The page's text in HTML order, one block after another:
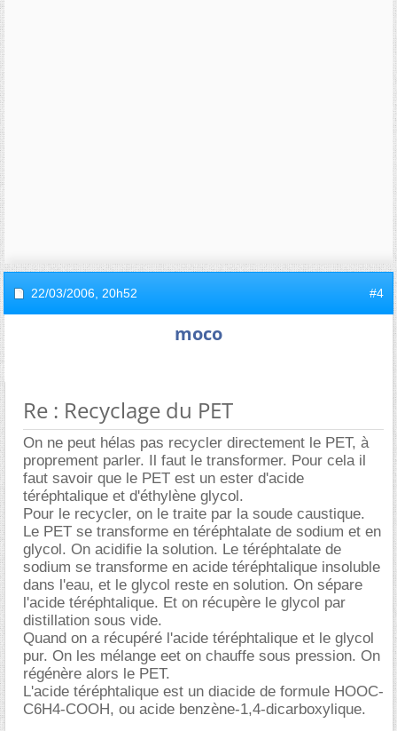
22/03/2006, 20h52 #4
moco
Re : Recyclage du PET
On ne peut hélas pas recycler directement le PET, à
proprement parler. Il faut le transformer. Pour cela il
faut savoir que le PET est un ester d'acide
téréphtalique et d'éthylène glycol.
Pour le recycler, on le traite par la soude caustique.
Le PET se transforme en téréphtalate de sodium et en
glycol. On acidifie la solution. Le téréphtalate de
sodium se transforme en acide téréphtalique insoluble
dans l'eau, et le glycol reste en solution. On sépare
l'acide téréphtalique. Et on récupère le glycol par
distillation sous vide.
Quand on a récupéré l'acide téréphtalique et le glycol
pur. On les mélange eet on chauffe sous pression. On
régénère alors le PET.
L'acide téréphtalique est un diacide de formule HOOC-
C6H4-COOH, ou acide benzène-1,4-dicarboxylique.